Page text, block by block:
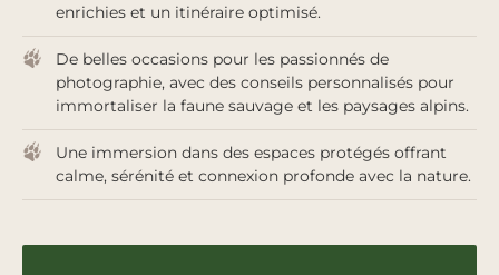
enrichies et un itinéraire optimisé.
De belles occasions pour les passionnés de
photographie, avec des conseils personnalisés pour
immortaliser la faune sauvage et les paysages alpins.
Une immersion dans des espaces protégés offrant
calme, sérénité et connexion profonde avec la nature.